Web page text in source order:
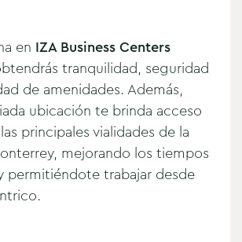
en IZA Business Centers
tranquilidad, seguridad
de amenidades. Además,
ubicación te brinda acceso
principales vialidades de la
mejorando los tiempos
permitiéndote trabajar desde